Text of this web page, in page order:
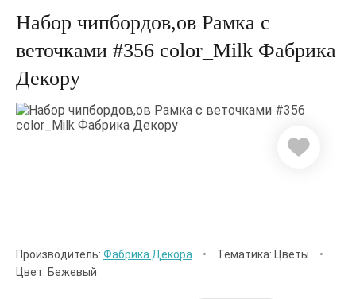
Набор чипбордов,ов Рамка с
веточками #356 color_Milk Фабрика
Декору
Производитель: Фабрика Декора • Тематика: Цветы
•
Цвет: Бежевый